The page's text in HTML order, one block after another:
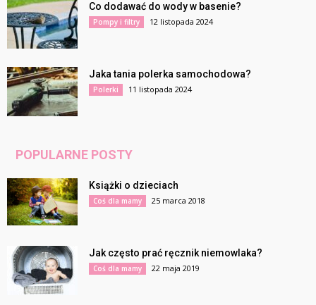
Co dodawać do wody w basenie?
Pompy i filtry 12 listopada 2024
Jaka tania polerka samochodowa?
Polerki 11 listopada 2024
POPULARNE POSTY
Książki o dzieciach
Coś dla mamy 25 marca 2018
Jak często prać ręcznik niemowlaka?
Coś dla mamy 22 maja 2019